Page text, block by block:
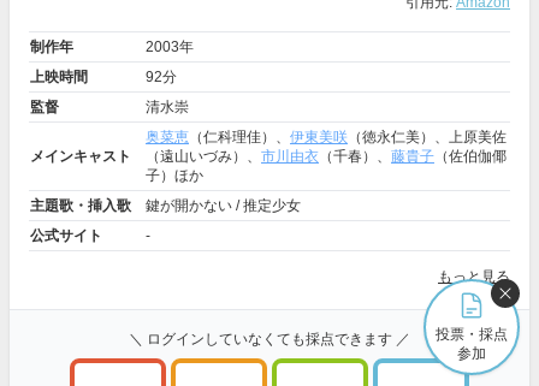
制作年
2003年
上映時間
92分
監督
清水崇
メインキャスト
奥菜恵 （仁科理佳）、 伊東美咲 （徳永仁美）、上原美佐
（遠山いづみ）、 市川由衣 （千春）、 藤貴子 （佐伯伽倻
子）ほか
主題歌・挿入歌
鍵が開かない / 推定少女
公式サイト
-
もっと見る
＼ ログインしていなくても採点できます ／
投票・採点
参加